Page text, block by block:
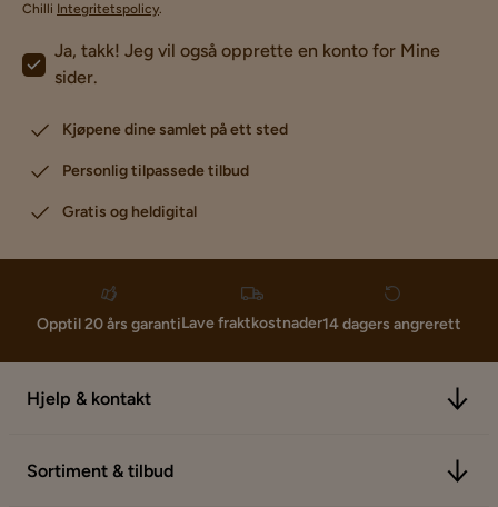
Chilli Integritetspolicy.
Ja, takk! Jeg vil også opprette en konto for Mine
sider.
Kjøpene dine samlet på ett sted
Personlig tilpassede tilbud
Gratis og heldigital
Opptil 20 års garantiLave fraktkostnader14 dagers angrerett
Hjelp & kontakt
Sortiment & tilbud